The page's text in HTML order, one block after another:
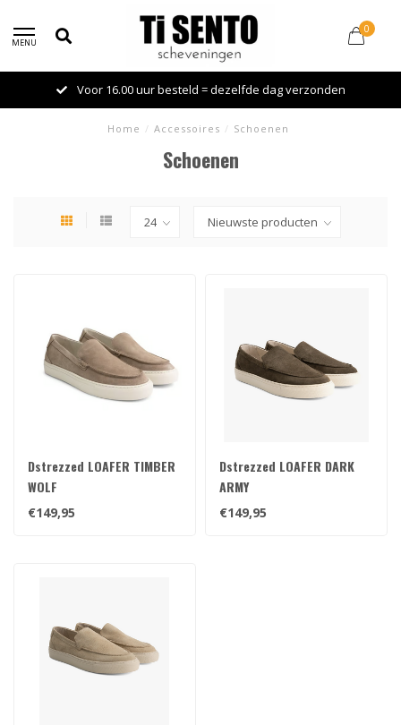
MENU
0
Voor 16.00 uur besteld = dezelfde dag verzonden
Home / Accessoires / Schoenen
Schoenen
Dstrezzed LOAFER TIMBER
WOLF
€149,95
Dstrezzed LOAFER DARK
ARMY
€149,95